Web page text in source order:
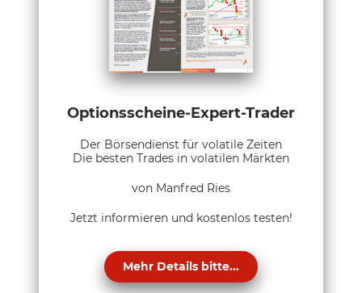
Optionsscheine-Expert-Trader
Der Börsendienst für volatile Zeiten
Die besten Trades in volatilen Märkten
von Manfred Ries
Jetzt informieren und kostenlos testen!
Mehr Details bitte...